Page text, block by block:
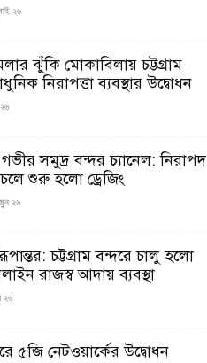
২৬
ঝুঁকি মোকাবিলায় চট্টগ্রাম
নিরাপত্তা ব্যবস্থার উদ্বোধন
সমুদ্র বন্দর চ্যানেল: নিরাপদ
শুরু হলো ড্রেজিং
২৬
রূপান্তর: চট্টগ্রাম বন্দরে চালু হলো
রাজস্ব আদায় ব্যবস্থা
২৬
৫জি নেটওয়ার্কের উদ্বোধন